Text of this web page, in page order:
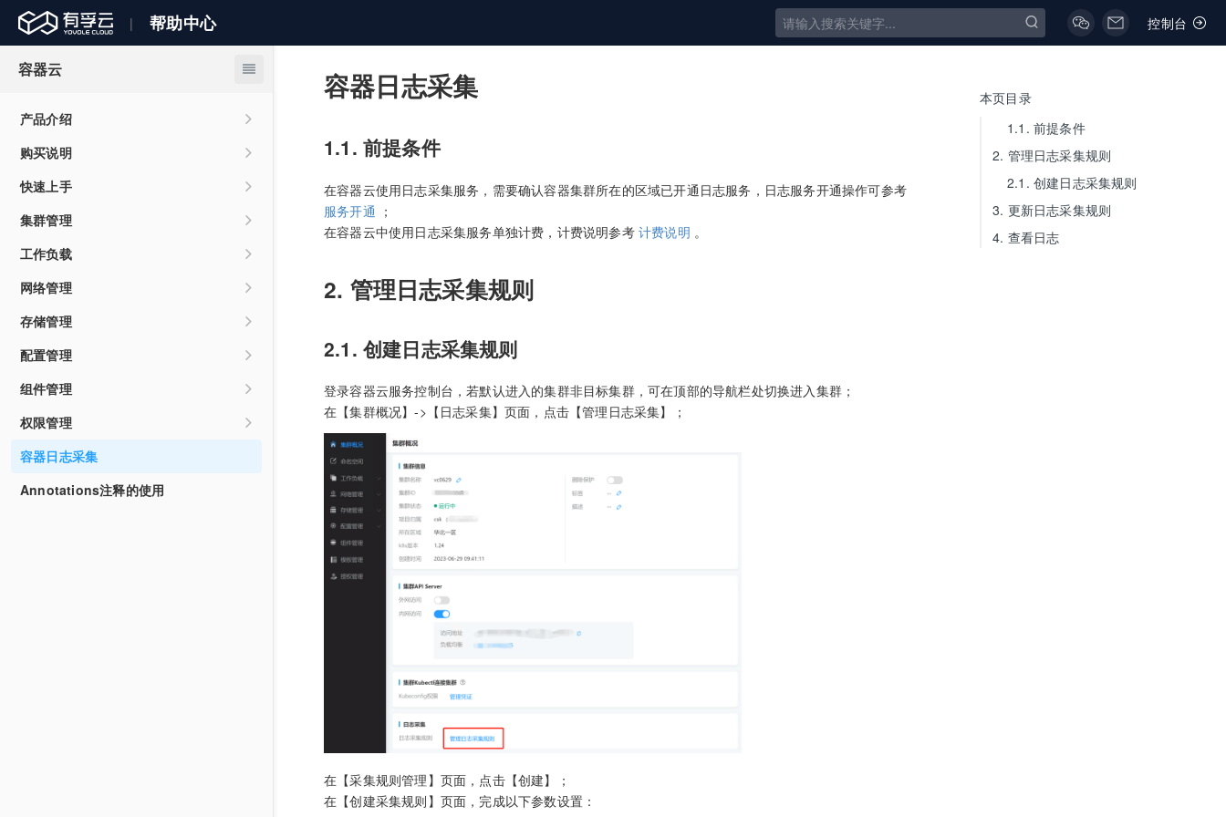
| 帮助中心 控制台
容器云
产品介绍
CSK产品概述
产品功能
应用场景
购买说明
CSK计费说明
购买和使用限制
资源规格说明
快速上手
快速上手
集群管理
创建集群
集群配置管理
连接集群
工作负载
工作负载概述
创建工作负载
创建任务工作负载Job
创建定时任务工作负载CronJob
管理工作负载
工作负载的健康检查
拉取私有镜像
定时伸缩CronHPA
网络管理
VPC下的集群网段规划
Service管理
集群内访问（ClusterIP)
负载均衡（LoadBalancer）
Ingress管理
从容器访问公网
存储管理
存储概述
存储基础知识
使用云硬盘静态存储卷
配置管理
配置项管理
保密字典管理
组件管理
CoreDNS说明
Nginx-Ingress说明
CronHPA说明
权限管理
集群权限
命名空间管理权限
容器日志采集
Annotations注释的使用
容器日志采集
1.1. 前提条件
在容器云使用日志采集服务，需要确认容器集群所在的区域已开通日志服务，日志服务开通操作可参考
服务开通 ；
在容器云中使用日志采集服务单独计费，计费说明参考计费说明 。
2. 管理日志采集规则
2.1. 创建日志采集规则
登录容器云服务控制台，若默认进入的集群非目标集群，可在顶部的导航栏处切换进入集群；
在【集群概况】->【日志采集】页面，点击【管理日志采集】；
在【采集规则管理】页面，点击【创建】；
在【创建采集规则】页面，完成以下参数设置：
本页目录
1.1. 前提条件
2. 管理日志采集规则
2.1. 创建日志采集规则
3. 更新日志采集规则
4. 查看日志